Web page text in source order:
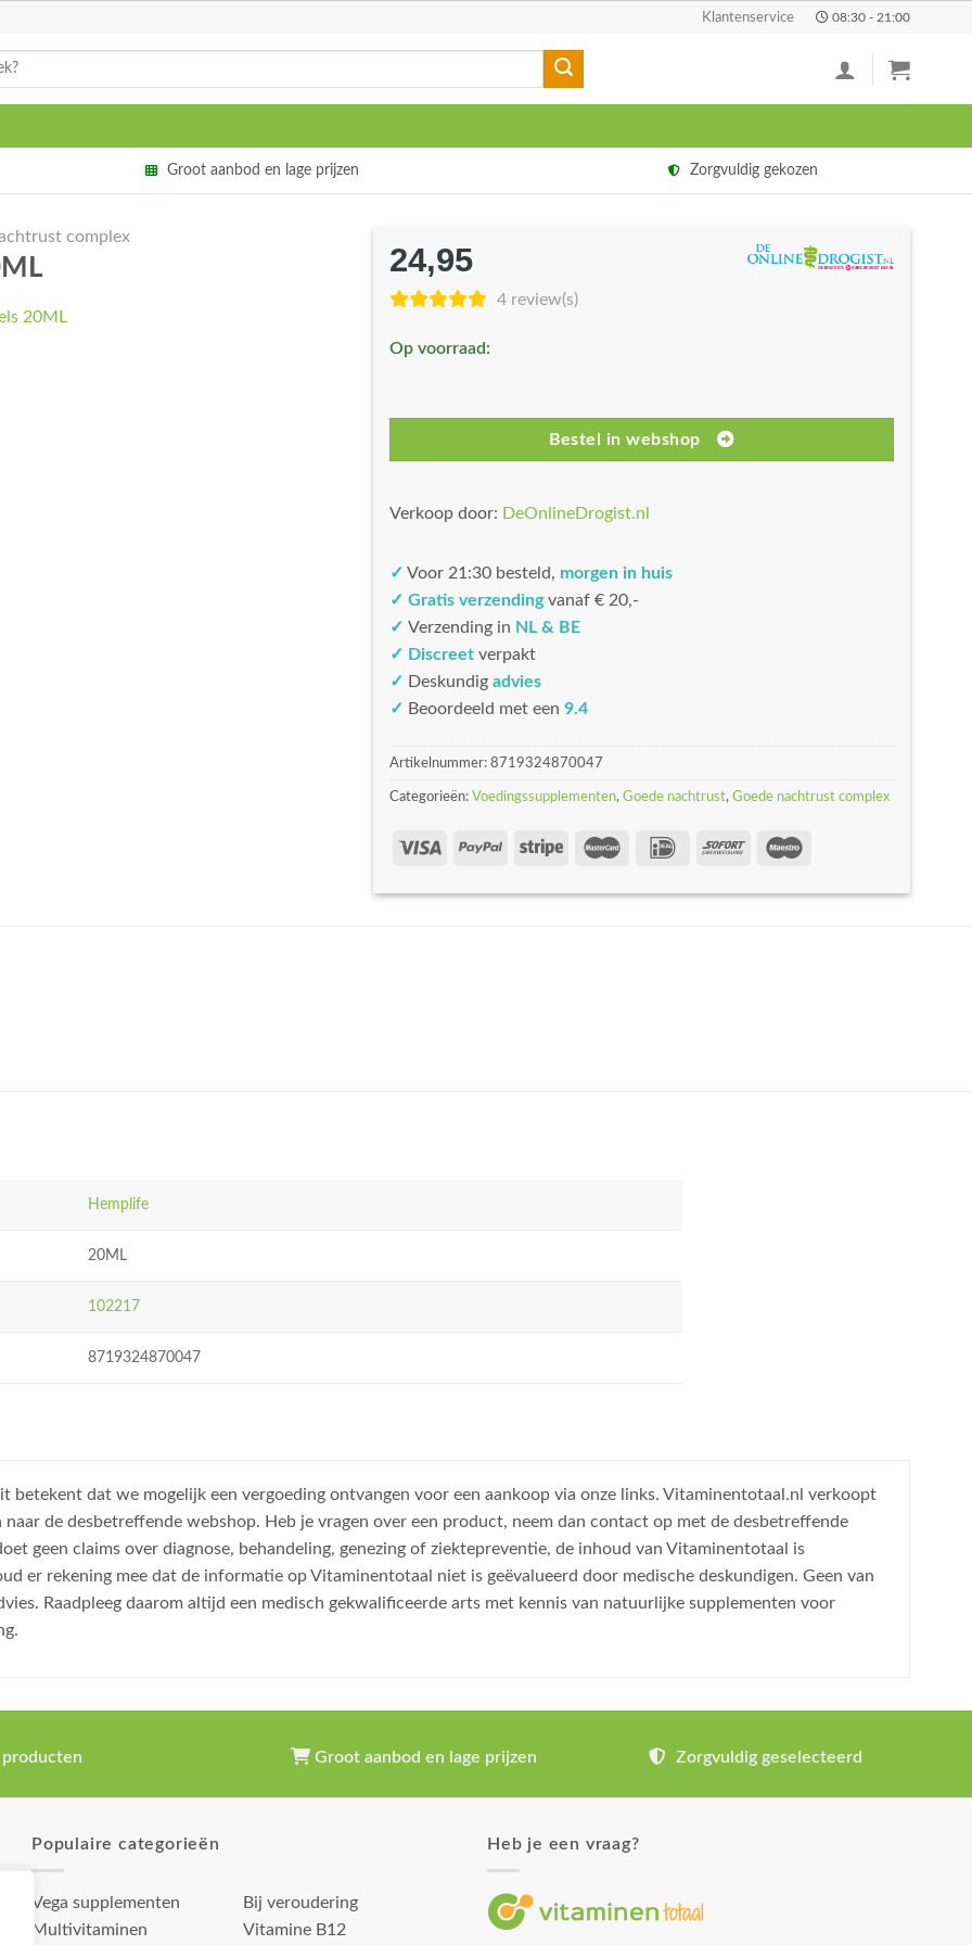
Klantenservice 08:30 - 21:00
Groot aanbod en lage prijzen Zorgvuldig gekozen
complex
24,95
4 review(s)
Op voorraad:
Bestel in webshop
Verkoop door: DeOnlineDrogist.nl
✓ Voor 21:30 besteld, morgen in huis
✓ Gratis verzendingvanaf € 20,-
✓ Verzending in NL & BE
✓ Discreet verpakt
✓ Deskundig advies
✓ Beoordeeld met een 9.4
Artikelnummer: 8719324870047
Categorieën: Voedingssupplementen, Goede nachtrust, Goede nachtrust complex
Hemplife
20ML
102217
8719324870047
dat we mogelijk een vergoeding ontvangen voor een aankoop via onze links. Vitaminentotaal.nl verkoopt
de desbetreffende webshop. Heb je vragen over een product, neem dan contact op met de desbetreffende
geen claims over diagnose, behandeling, genezing of ziektepreventie, de inhoud van Vitaminentotaal is
er rekening mee dat de informatie op Vitaminentotaal niet is geëvalueerd door medische deskundigen. Geen van
Raadpleeg daarom altijd een medisch gekwalificeerde arts met kennis van natuurlijke supplementen voor
producten Groot aanbod en lage prijzen Zorgvuldig geselecteerd
Populaire categorieën
Vega supplementen
Multivitaminen
Bij veroudering
Vitamine B12
Heb je een vraag?